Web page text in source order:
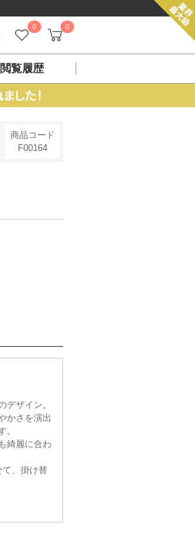
0 0
閲覧履歴
商品コード
F00164
ザイン。
かさを演出
。
綺麗に合わ
、掛け替